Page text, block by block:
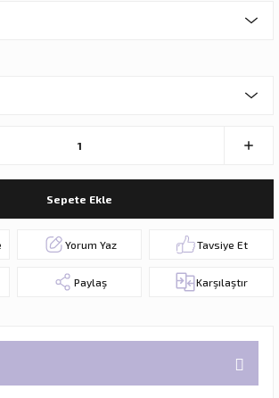
Sepete Ekle
Yorum Yaz Tavsiye Et
Paylaş Karşılaştır